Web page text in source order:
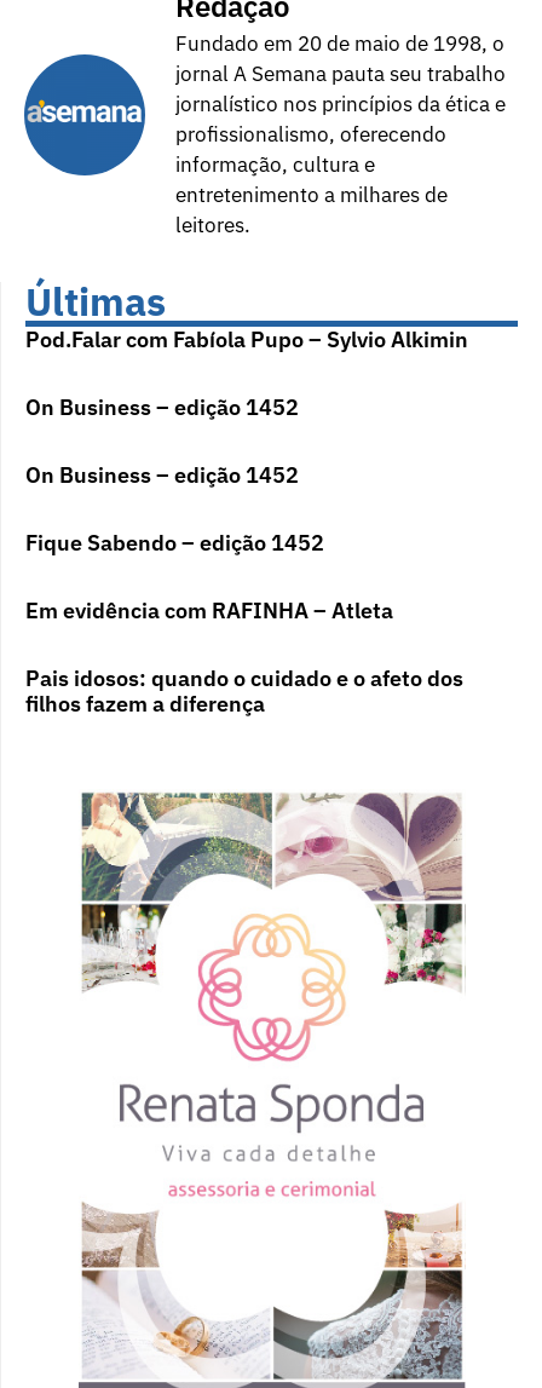
Fundado em 20 de maio de 1998, o
jornal A Semana pauta seu trabalho
jornalístico nos princípios da ética e
profissionalismo, oferecendo
informação, cultura e
entretenimento a milhares de
leitores.
Últimas
Pod.Falar com Fabíola Pupo – Sylvio Alkimin
On Business – edição 1452
On Business – edição 1452
Fique Sabendo – edição 1452
Em evidência com RAFINHA – Atleta
Pais idosos: quando o cuidado e o afeto dos
filhos fazem a diferença